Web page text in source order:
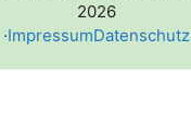
2026
·ImpressumDatenschutz